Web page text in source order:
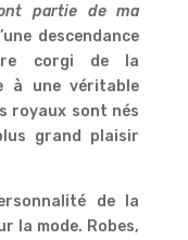
partie de ma
descendance
corgi de la
à une véritable
royaux sont nés
grand plaisir
de la
la mode. Robes,